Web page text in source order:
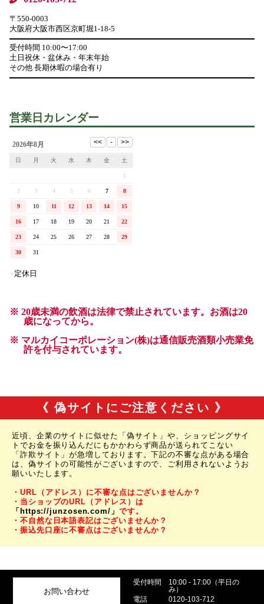
《 偽サイトにご注意ください 》
近頃、企業のサイトに似せた「偽サイト」や、ショッピングサイ
トでお金を振り込んだにもかかわらず商品が送られてこない
「詐欺サイト」が急増しております。下記の不審な点がある場合
は、偽サイトの可能性がございますので、ご利用されないようお
願いいたします。
・URL（アドレス）に不審な点はございませんか？
・当ショップのURL（アドレス）は
「https://junzosen.com/」 です。
・不自然な日本語表記はございませんか？
・振込先口座に不審点はございませんか？
お問い合わせ
受付時間
10:00 - 17:00（平日の
み）
電話
0120-103-712